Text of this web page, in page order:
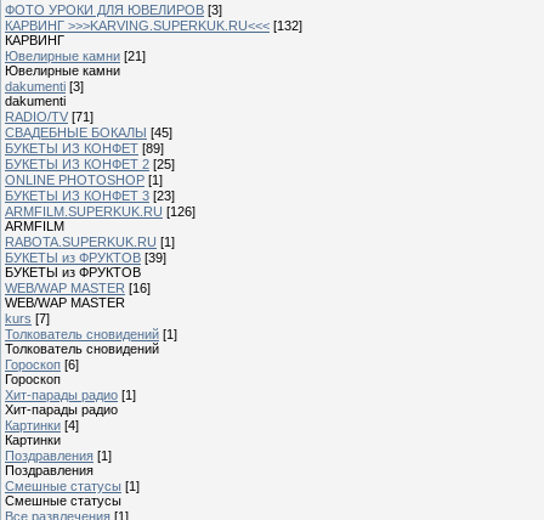
ФОТО УРОКИ ДЛЯ ЮВЕЛИРОВ [3]
КАРВИНГ >>>KARVING.SUPERKUK.RU<<< [132]
КАРВИНГ
Ювелирные камни [21]
Ювелирные камни
dakumenti [3]
dakumenti
RADIO/TV [71]
СВАДЕБНЫЕ БОКАЛЫ [45]
БУКЕТЫ ИЗ КОНФЕТ [89]
БУКЕТЫ ИЗ КОНФЕТ 2 [25]
ONLINE PHOTOSHOP [1]
БУКЕТЫ ИЗ КОНФЕТ 3 [23]
ARMFILM.SUPERKUK.RU [126]
ARMFILM
RABOTA.SUPERKUK.RU [1]
БУКЕТЫ из ФРУКТОВ [39]
БУКЕТЫ из ФРУКТОВ
WEB/WAP MASTER [16]
WEB/WAP MASTER
kurs [7]
Толкователь сновидений [1]
Толкователь сновидений
Гороскоп [6]
Гороскоп
Хит-парады радио [1]
Хит-парады радио
Картинки [4]
Картинки
Поздравления [1]
Поздравления
Смешные статусы [1]
Смешные статусы
Все развлечения [1]